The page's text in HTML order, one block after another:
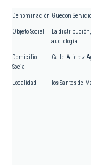
Denominación Guecon
Objeto Social
La
audiología
Domicilio
Social
Calle Alferez
Localidad los Santos de